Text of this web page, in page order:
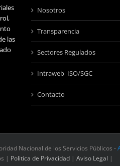
las
Nosotros
Transparencia
Sectores Regulados
Intraweb ISO/SGC
Contacto
Nacional de los Servicios Públicos -
| Politica de Privacidad | Aviso Legal |